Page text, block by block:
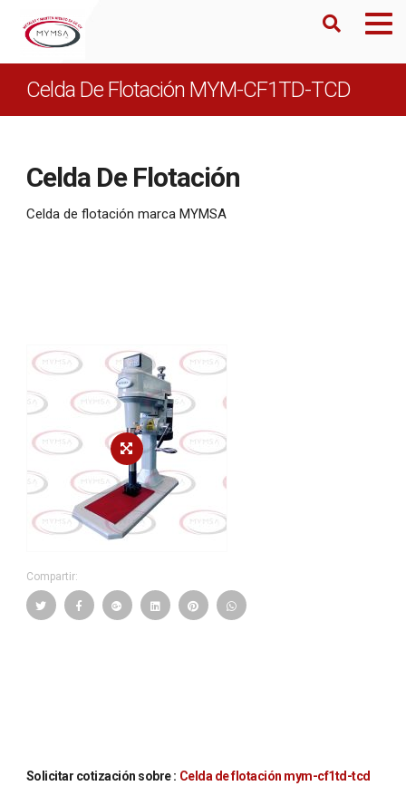
Celda De Flotación MYM-CF1TD-TCD
Celda De Flotación
Celda de flotación marca MYMSA
Compartir:
Solicitar cotización sobre : celda de flotación mym-cf1td-tcd